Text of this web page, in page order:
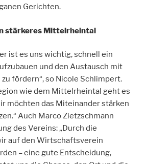
Gerichten.
stärkeres Mittelrheintal
ist es uns wichtig, schnell ein
und den Austausch mit
fördern“, so Nicole Schlimpert.
wie dem Mittelrheintal geht es
möchten das Miteinander stärken
Auch Marco Zietzschmann
des Vereins: „Durch die
auf den Wirtschaftsverein
– eine gute Entscheidung,